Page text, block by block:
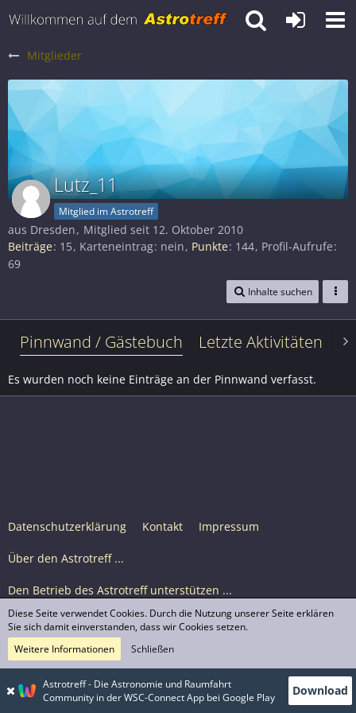
Mitglieder
Lutz_11
Mitglied im Astrotreff
aus Dresden
Mitglied seit 12. Oktober 2010
Beiträge 15 Karteneintrag nein Punkte 144 Profil-Aufrufe
69
Inhalte suchen
Pinnwand / Gästebuch Letzte Aktivitäten
Es wurden noch keine Einträge an der Pinnwand verfasst.
Datenschutzerklärung Kontakt Impressum
Über den Astrotreff ...
Den Betrieb des Astrotreff unterstützen ...
Nutzungsbedingungen
© Astrotreff 2001-2026, lizenziert unter CC BY-SA,
sofern für einzelne Inhalte nicht anders angegeben
Astrotreff - Die Astronomie und Raumfahrt
Community in der WSC-Connect App bei Google Play
Download
Diese Seite verwendet Cookies. Durch die Nutzung unserer Seite erklären
Sie sich damit einverstanden, dass wir Cookies setzen.
Weitere Informationen
Schließen